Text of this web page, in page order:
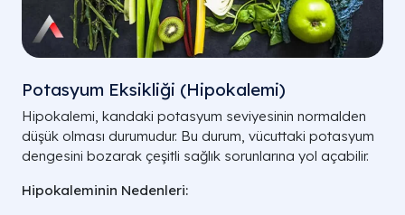
Potasyum Eksikliği (Hipokalemi)
Hipokalemi, kandaki potasyum seviyesinin normalden
düşük olması durumudur. Bu durum, vücuttaki potasyum
dengesini bozarak çeşitli sağlık sorunlarına yol açabilir.
Hipokaleminin Nedenleri: